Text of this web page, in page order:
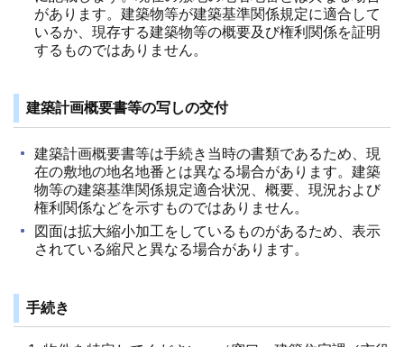
があります。建築物等が建築基準関係規定に適合して
いるか、現存する建築物等の概要及び権利関係を証明
するものではありません。
建築計画概要書等の写しの交付
建築計画概要書等は手続き当時の書類であるため、現
在の敷地の地名地番とは異なる場合があります。建築
物等の建築基準関係規定適合状況、概要、現況および
権利関係などを示すものではありません。
図面は拡大縮小加工をしているものがあるため、表示
されている縮尺と異なる場合があります。
手続き